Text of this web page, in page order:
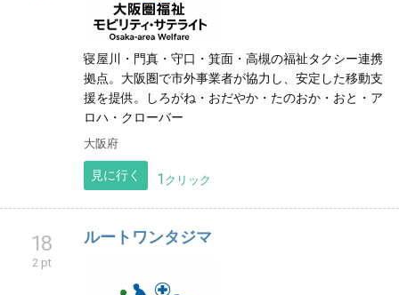
寝屋川・門真・守口・箕面・高槻の福祉タクシー連携
拠点。大阪圏で市外事業者が協力し、安定した移動支
援を提供。しろがね・おだやか・たのおか・おと・ア
ロハ・クローバー
大阪府
見に行く 1 クリック
18
2 pt
ルートワンタジマ